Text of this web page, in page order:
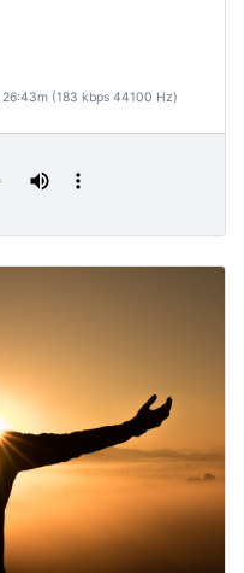
(183 kbps 44100 Hz)